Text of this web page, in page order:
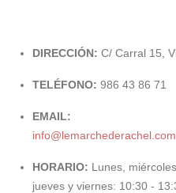
DIRECCIÓN: C/ Carral 15,
TELÉFONO: 986 43 86 71
EMAIL:
info@lemarchederachel.com
HORARIO: Lunes, miércoles,
jueves y viernes: 10:30 -